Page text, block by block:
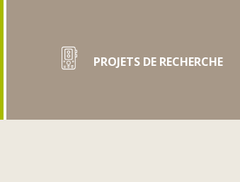
PROJETS DE RECHERCHE